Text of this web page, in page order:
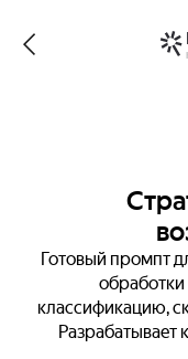
Готовый промпт
классификацию,
Разрабатывает